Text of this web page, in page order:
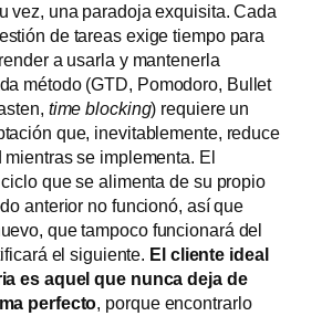
vez, una paradoja exquisita. Cada
de tareas exige tiempo para
a usarla y mantenerla
método (GTD, Pomodoro, Bullet
time blocking) requiere un
que, inevitablemente, reduce
mientras se implementa. El
que se alimenta de su propio
anterior no funcionó, así que
que tampoco funcionará del
el siguiente. El cliente ideal
es aquel que nunca deja de
perfecto, porque encontrarlo